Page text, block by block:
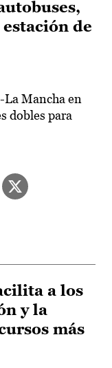
de
Mancha en
dobles para
a los
y la
más